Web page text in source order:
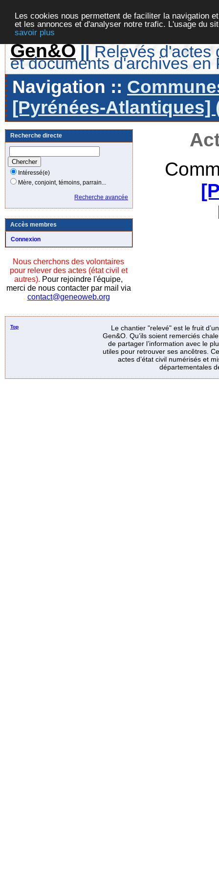
Les cookies nous permettent de faciliter la navigation
et les annonces et d'analyser notre trafic. L'usage du
savoir plus
Gen&O || Relevés d'actes
et documents d'archives en
Navigation ::
[Pyrénées-Atlantiques]
Recherche directe
Intéressé(e)
Mère, conjoint, témoins, parrain...
Recherche avancée
Accès membres
Connexion
Nous cherchons des volontaires
pour relever des actes (état civil et
autres). Pour rejoindre l'équipe,
merci de nous contacter par mail via
contact@geneoweb.org
Top
Le chantier "relevé" est le fruit
Gen&O. Qu’ils soient remerciés
de partager l’information avec le
utiles pour retrouver ses ancêtres.
actes d’état civil numérisés et
départementales